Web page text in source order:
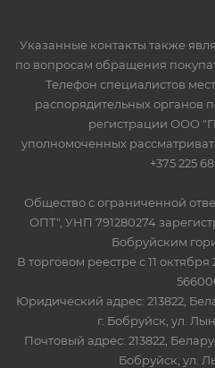
Указанные контакты также
по вопросам обращения
Телефон специалистов
распорядительных органов
регистрации ООО
уполномоченных
+375 225
Общество с ограниченной
ОПТ", УНП 791280274
Бобруйским
В торговом реестре с 11
Юридический адрес: 213822,
г. Бобруйск, ул.
Почтовый адрес: 213822,
Бобруйск, ул.